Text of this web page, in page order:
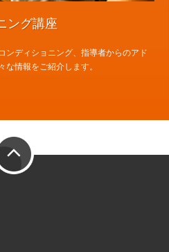
ング講座
ンディショニング、指導者からのアド
情報をご紹介します。